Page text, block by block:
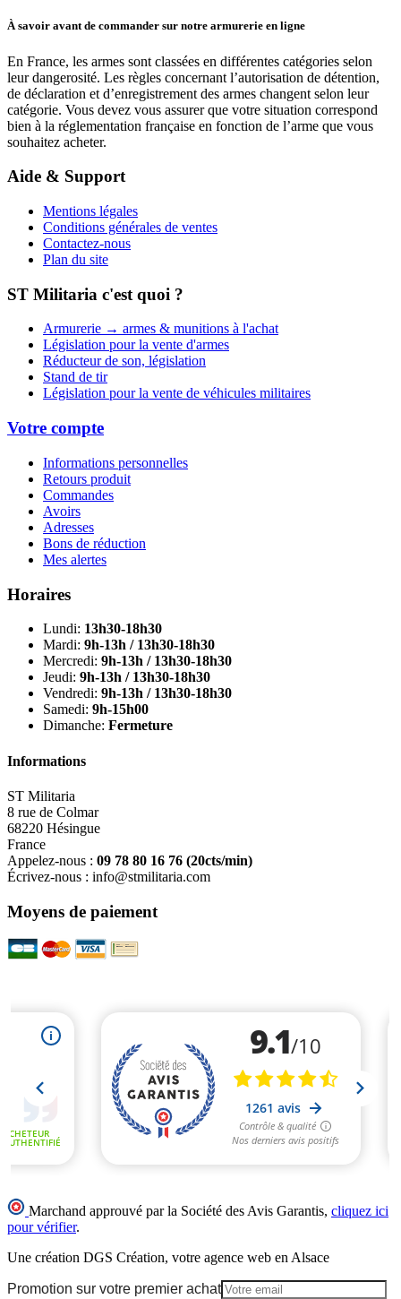
À savoir avant de commander sur notre armurerie en ligne
En France, les armes sont classées en différentes catégories selon
leur dangerosité. Les règles concernant l’autorisation de détention,
de déclaration et d’enregistrement des armes changent selon leur
catégorie. Vous devez vous assurer que votre situation correspond
bien à la réglementation française en fonction de l’arme que vous
souhaitez acheter.
Aide & Support
Mentions légales
Conditions générales de ventes
Contactez-nous
Plan du site
ST Militaria c'est quoi ?
Armurerie → armes & munitions à l'achat
Législation pour la vente d'armes
Réducteur de son, législation
Stand de tir
Législation pour la vente de véhicules militaires
Votre compte
Informations personnelles
Retours produit
Commandes
Avoirs
Adresses
Bons de réduction
Mes alertes
Horaires
Lundi: 13h30-18h30
Mardi: 9h-13h / 13h30-18h30
Mercredi: 9h-13h / 13h30-18h30
Jeudi: 9h-13h / 13h30-18h30
Vendredi: 9h-13h / 13h30-18h30
Samedi: 9h-15h00
Dimanche: Fermeture
Informations
ST Militaria
8 rue de Colmar
68220 Hésingue
France
Appelez-nous : 09 78 80 16 76 (20cts/min)
Écrivez-nous : info@stmilitaria.com
Moyens de paiement
Marchand approuvé par la Société des Avis Garantis, cliquez ici
pour vérifier.
Une création DGS Création, votre agence web en Alsace
Promotion sur votre premier achat